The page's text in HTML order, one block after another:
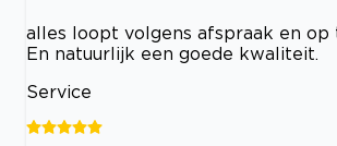
alles loopt volgens afspraak en op
En natuurlijk een goede kwaliteit.
Service